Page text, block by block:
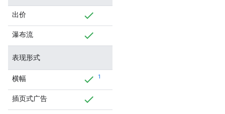
出价
瀑布流
表现形式
横幅 1
插页式广告